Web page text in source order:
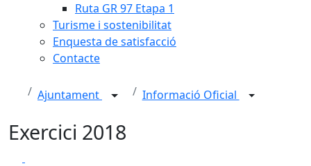
Ruta GR 97 Etapa 1
Turisme i sostenibilitat
Enquesta de satisfacció
Contacte
Ajuntament Informació Oficial
Exercici 2018